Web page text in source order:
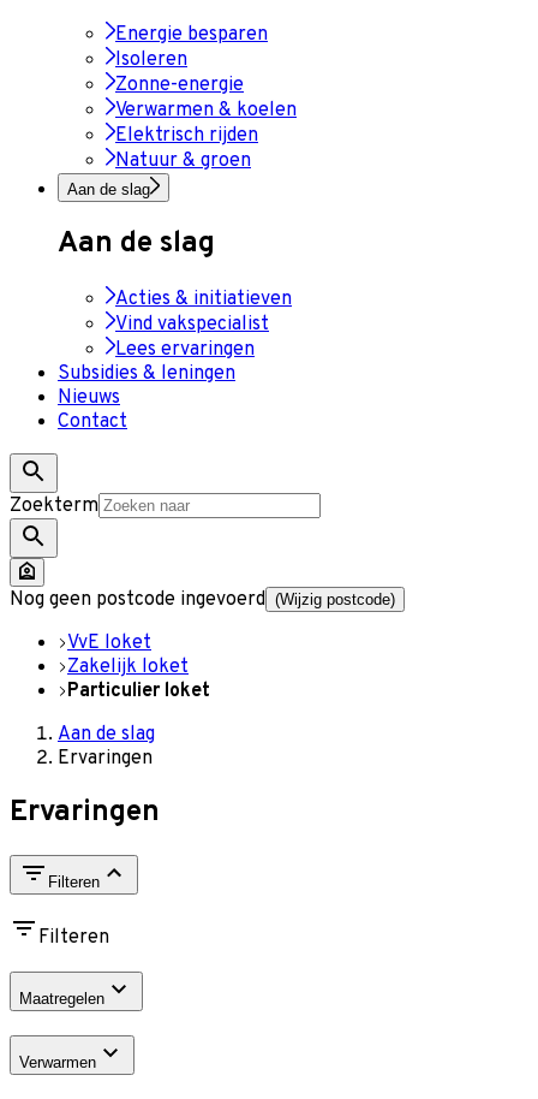
Energie besparen
Isoleren
Zonne-energie
Verwarmen & koelen
Elektrisch rijden
Natuur & groen
Aan de slag
Aan de slag
Acties & initiatieven
Vind vakspecialist
Lees ervaringen
Subsidies & leningen
Nieuws
Contact
Zoekterm
Nog geen postcode ingevoerd (Wijzig postcode)
VvE loket
Zakelijk loket
Particulier loket
Aan de slag
Ervaringen
Ervaringen
Filteren
Filteren
Maatregelen
Verwarmen